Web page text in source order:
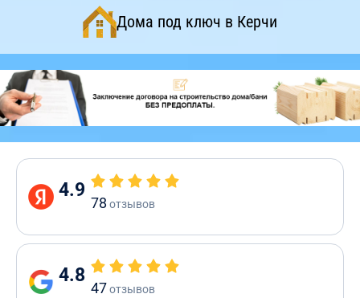
Дома под ключ в Керчи
4.9
78 отзывов
4.8
47отзывов